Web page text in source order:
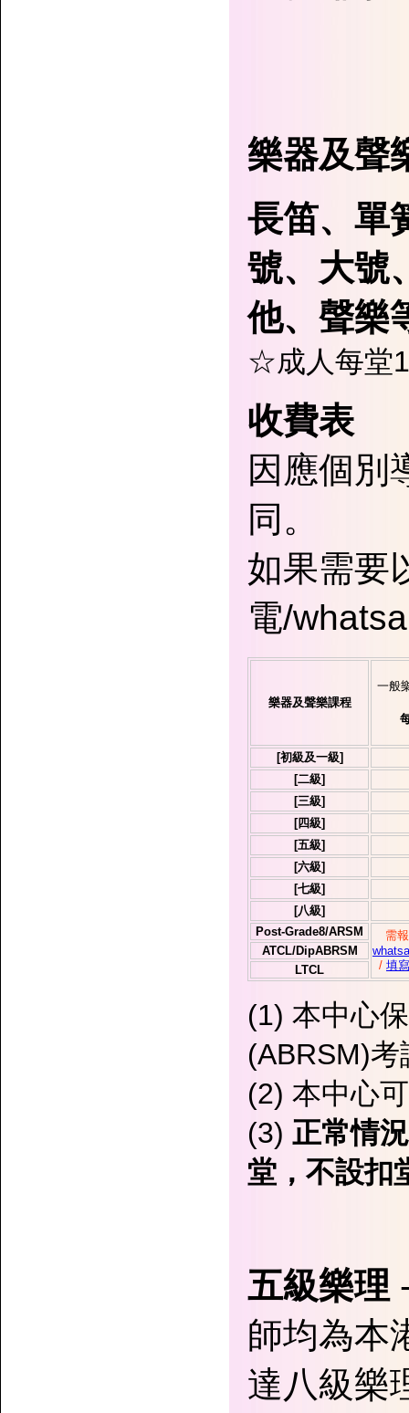
樂器及聲
長笛、單
號、大號
他、聲樂
☆成人每堂
收費表
因應個別
同。
如果需要
電/
樂器及聲樂課程
一般
[初級及一級]
[二級]
[三級]
[四級]
[五級]
[六級]
[七級]
[八級]
Post-Grade8/ARSM
需
/ 填
ATCL/DipABRSM
LTCL
(1) 本中心
(ABRSM)考
(2) 本中心
(3) 正常情
堂，不設扣
五級樂理
師均為本
達八級樂